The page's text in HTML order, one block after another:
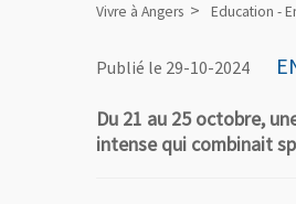
Vivre à Angers Education -
Publié le 29-10-2024
Du 21 au 25 octobre,
intense qui combinait